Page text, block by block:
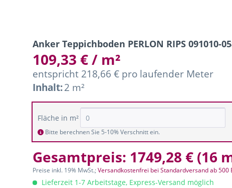
Anker Teppichboden PERLON RIPS 091010-
109,33 € / m²
entspricht 218,66 € pro laufender Meter
Inhalt:2 m²
Fläche in m²
Bitte berechnen Sie 5-10% Verschnitt ein.
Gesamtpreis: 1749,28 € (16
Preise inkl. 19% MwSt.;Versandkostenfrei bei Standardversand ab 500
Lieferzeit 1-7 Arbeitstage, Express-Versand möglich